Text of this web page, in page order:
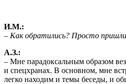
И.М.:
– Как обратились? Просто
А.З.:
– Мне парадоксальным образом
и спецхранах. В основном, мне
легко находим и темы беседы, и